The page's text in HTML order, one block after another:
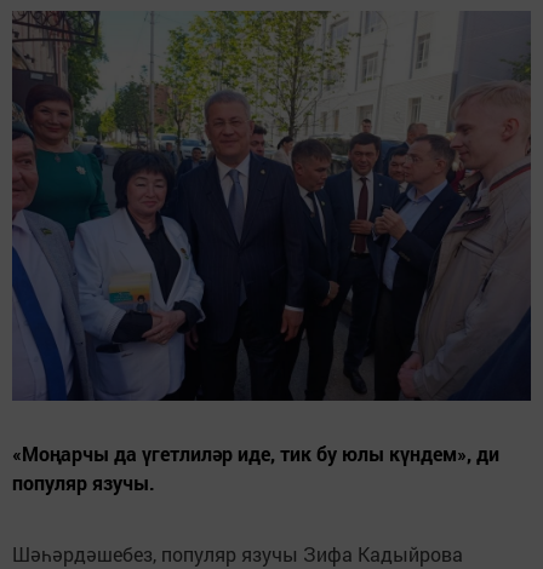
«Моңарчы да үгетлиләр иде, тик бу юлы күндем», ди
популяр язучы.
Шәһәрдәшебез, популяр язучы Зифа Кадыйрова